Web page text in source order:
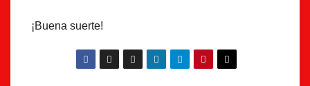
¡Buena suerte!